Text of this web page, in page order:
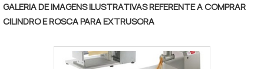
toda a cadeia produtiva.Principais vantagens
em adquirir o produto Comprar rosca para
GALERIA DE IMAGENS ILUSTRATIVAS REFERENTE A COMPRAR
CILINDRO E ROSCA PARA EXTRUSORA